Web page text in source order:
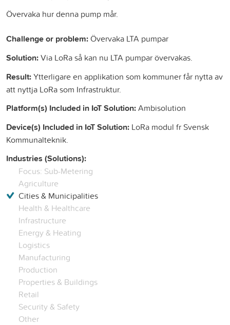
Övervaka hur denna pump mår.
Challenge or problem:Övervaka LTA pumpar
Solution:Via LoRa så kan nu LTA pumpar övervakas.
Result:Ytterligare en applikation som kommuner får nytta av
att nyttja LoRa som Infrastruktur.
Platform(s) Included in IoT Solution:Ambisolution
Device(s) Included in IoT Solution: LoRa modul fr Svensk
Kommunalteknik.
Industries (Solutions):
Focus: Sub-Metering
Agriculture
Cities & Municipalities
Health & Healthcare
Infrastructure
Energy & Heating
Logistics
Manufacturing
Production
Properties & Buildings
Retail
Security & Safety
Other